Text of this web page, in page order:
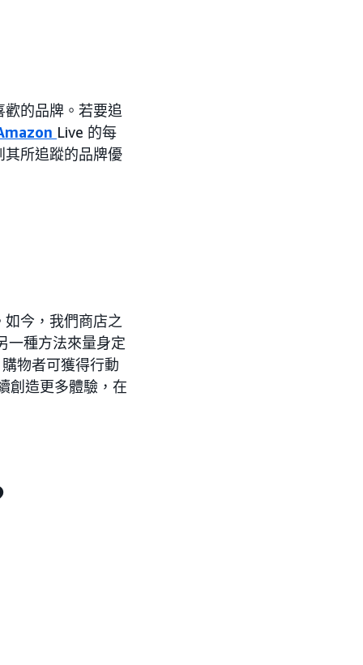
的品牌。若要追
Live 的每
其所追蹤的品牌優
今，我們商店之
一種方法來量身定
物者可獲得行動
創造更多體驗，在